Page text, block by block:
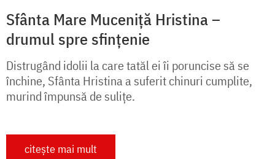
Sfânta Mare Muceniță Hristina –
drumul spre sfințenie
Distrugând idolii la care tatăl ei îi poruncise să se
închine, Sfânta Hristina a suferit chinuri cumplite,
murind împunsă de sulițe.
citește mai mult